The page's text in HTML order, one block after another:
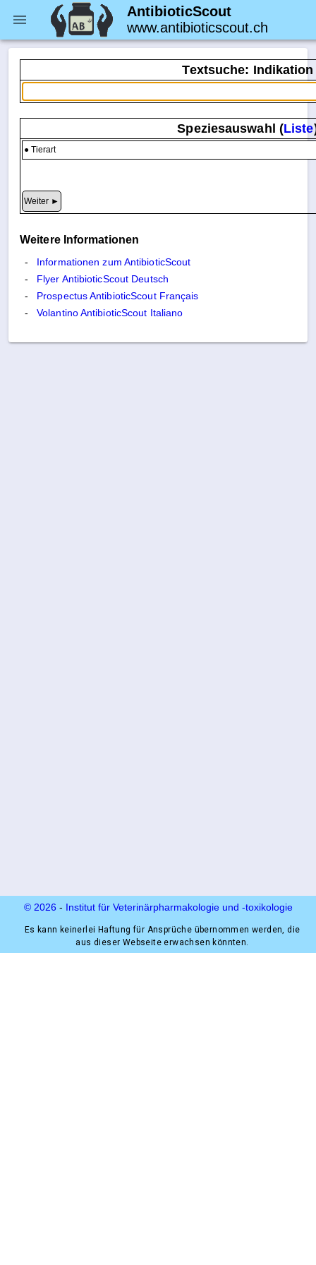
AntibioticScout
www.antibioticscout.ch
Textsuche: Indikation
Speziesauswahl (Liste
Weitere Informationen
Informationen zum AntibioticScout
Flyer AntibioticScout Deutsch
Prospectus AntibioticScout Français
Volantino AntibioticScout Italiano
© 2026 - Institut für Veterinärpharmakologie und ‑toxikologie
Es kann keinerlei Haftung für Ansprüche übernommen werden, die
aus dieser Webseite erwachsen könnten.